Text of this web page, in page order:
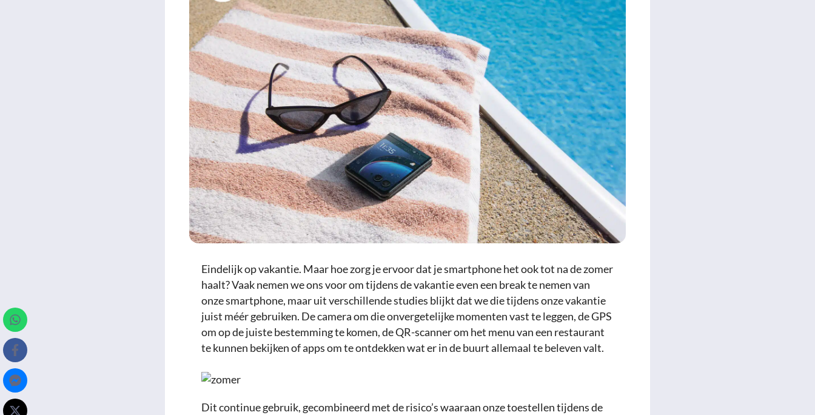
Eindelijk op vakantie. Maar hoe zorg je ervoor dat je smartphone het ook tot na de zomer
haalt? Vaak nemen we ons voor om tijdens de vakantie even een break te nemen van
onze smartphone, maar uit verschillende studies blijkt dat we die tijdens onze vakantie
juist méér gebruiken. De camera om die onvergetelijke momenten vast te leggen, de GPS
om op de juiste bestemming te komen, de QR-scanner om het menu van een restaurant
te kunnen bekijken of apps om te ontdekken wat er in de buurt allemaal te beleven valt.
Dit continue gebruik, gecombineerd met de risico’s waaraan onze toestellen tijdens de